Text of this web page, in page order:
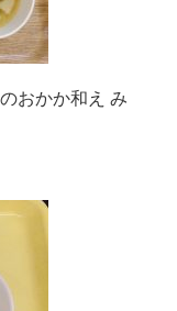
おかか和え み